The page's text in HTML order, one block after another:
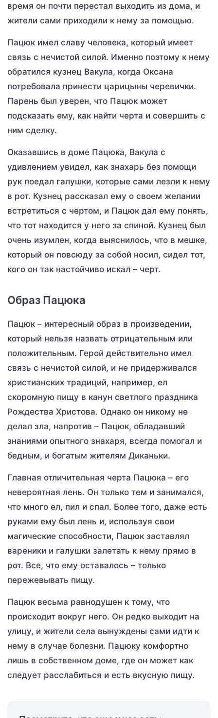
время он почти перестал выходить из дома, и
жители сами приходили к нему за помощью.
Пацюк имел славу человека, который имеет
связь с нечистой силой. Именно поэтому к нему
обратился кузнец Вакула, когда Оксана
потребовала принести царицыны черевички.
Парень был уверен, что Пацюк может
подсказать ему, как найти черта и совершить с
ним сделку.
Оказавшись в доме Пацюка, Вакула с
удивлением увидел, как знахарь без помощи
рук поедал галушки, которые сами лезли к нему
в рот. Кузнец рассказал ему о своем желании
встретиться с чертом, и Пацюк дал ему понять,
что тот находится у него за спиной. Кузнец был
очень изумлен, когда выяснилось, что в мешке,
который он повсюду за собой носил, сидел тот,
кого он так настойчиво искал – черт.
Образ Пацюка
Пацюк – интересный образ в произведении,
который нельзя назвать отрицательным или
положительным. Герой действительно имел
связь с нечистой силой, и не придерживался
христианских традиций, например, ел
скоромную пищу в канун светлого праздника
Рождества Христова. Однако он никому не
делал зла, напротив – Пацюк, обладавший
знаниями опытного знахаря, всегда помогал и
бедным, и богатым жителям Диканьки.
Главная отличительная черта Пацюка – его
невероятная лень. Он только тем и занимался,
что много ел, пил и спал. Более того, даже есть
руками ему был лень и, используя свои
магические способности, Пацюк заставлял
вареники и галушки залетать к нему прямо в
рот. Все, что ему оставалось – только
пережевывать пищу.
Пацюк весьма равнодушен к тому, что
происходит вокруг него. Он редко выходит на
улицу, и жители села вынуждены сами идти к
нему в случае болезни. Пацюку комфортно
лишь в собственном доме, где он может как
следует расслабиться и есть вкусную пищу.